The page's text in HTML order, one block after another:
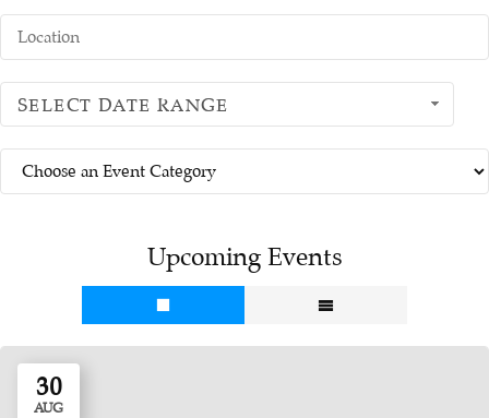
SELECT DATE RANGE
Upcoming Events
30
AUG